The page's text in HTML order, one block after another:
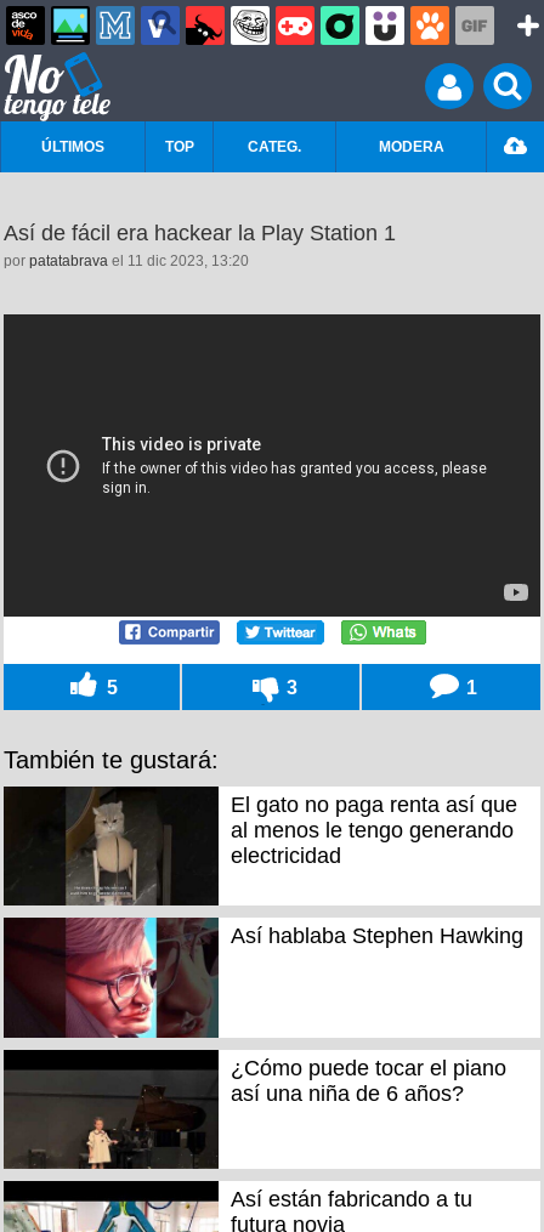
ÚLTIMOS TOP CATEG. MODERA
Así de fácil era hackear la Play Station 1
por patatabrava el 11 dic 2023, 13:20
5 3 1
También te gustará:
El gato no paga renta así que
al menos le tengo generando
electricidad
Así hablaba Stephen Hawking
¿Cómo puede tocar el piano
así una niña de 6 años?
Así están fabricando a tu
futura novia